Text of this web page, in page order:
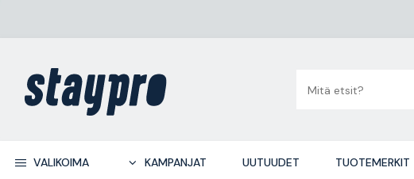
VALIKOIMA KAMPANJAT UUTUUDET TUOTEMERKIT